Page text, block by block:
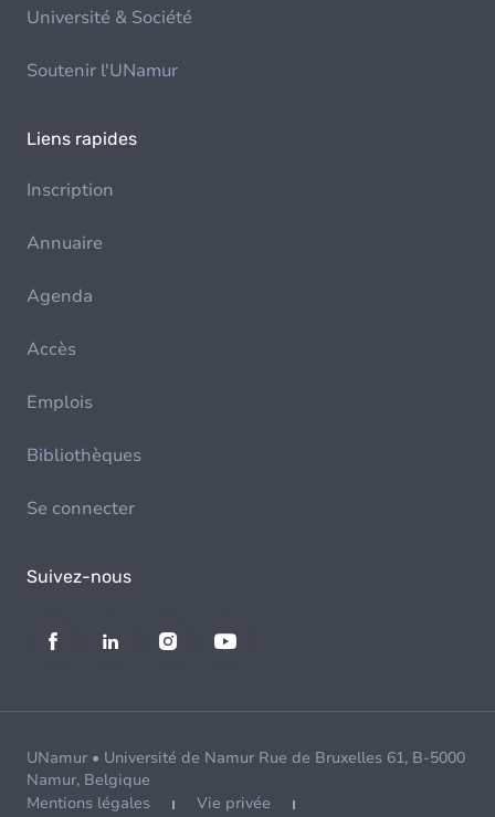
Université & Société
Soutenir l'UNamur
Liens rapides
Inscription
Annuaire
Agenda
Accès
Emplois
Bibliothèques
Se connecter
Suivez-nous
UNamur • Université de Namur Rue de Bruxelles 61, B-5000
Namur, Belgique
Mentions légales
Vie privée